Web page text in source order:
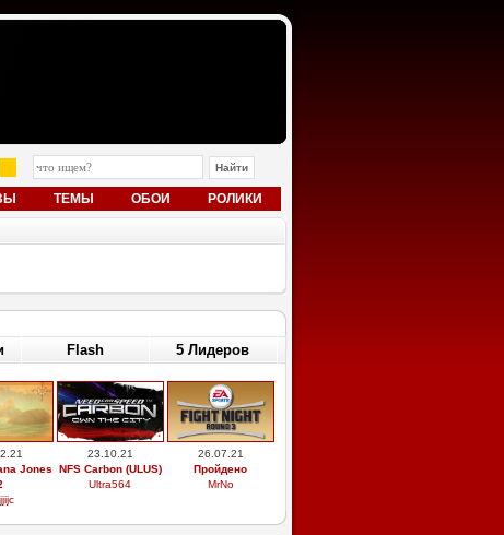
ТЕМЫ ОБОИ РОЛИКИ
Flash 5 Лидеров
Jones
23.10.21
NFS Carbon (ULUS)
Ultra564
26.07.21
Пройдено
MrNo